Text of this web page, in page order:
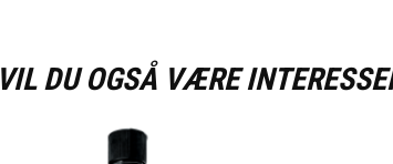
DU OGSÅ VÆRE